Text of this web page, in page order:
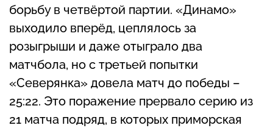
борьбу в четвёртой партии. «Динамо»
выходило вперёд, цеплялось за
розыгрыши и даже отыграло два
матчбола, но с третьей попытки
«Северянка» довела матч до победы –
25:22. Это поражение прервало серию из
21 матча подряд, в которых приморская